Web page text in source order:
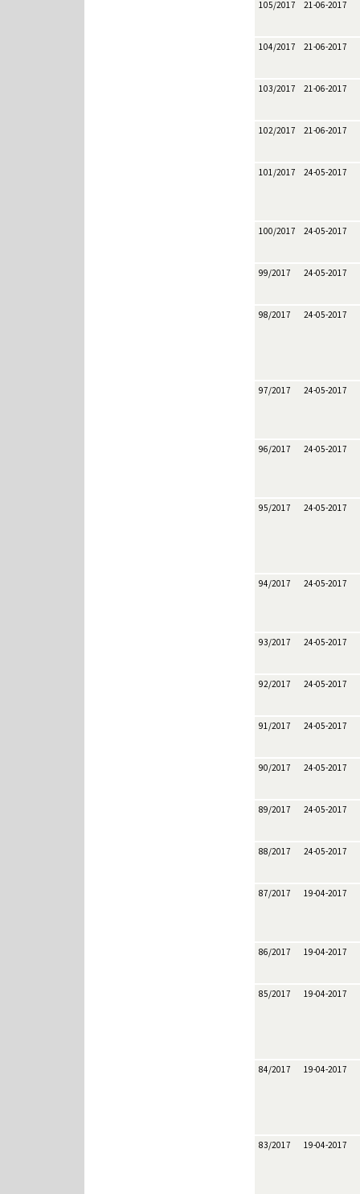
105/2017 21-06-2017
104/2017 21-06-2017
103/2017 21-06-2017
102/2017 21-06-2017
101/2017 24-05-2017
100/2017 24-05-2017
99/2017 24-05-2017
98/2017 24-05-2017
97/2017 24-05-2017
96/2017 24-05-2017
95/2017 24-05-2017
94/2017 24-05-2017
93/2017 24-05-2017
92/2017 24-05-2017
91/2017 24-05-2017
90/2017 24-05-2017
89/2017 24-05-2017
88/2017 24-05-2017
87/2017 19-04-2017
86/2017 19-04-2017
85/2017 19-04-2017
84/2017 19-04-2017
83/2017 19-04-2017